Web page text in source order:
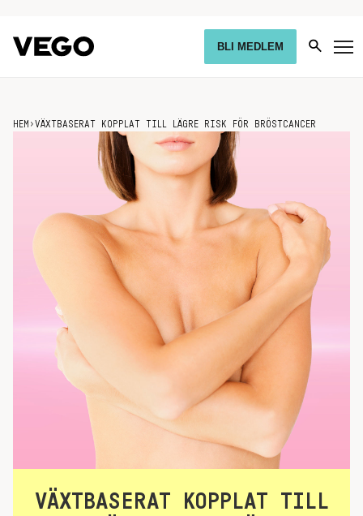
BLI MEDLEM
HEM ›VÄXTBASERAT KOPPLAT TILL LÄGRE RISK FÖR BRÖSTCANCER
VÄXTBASERAT KOPPLAT TILL